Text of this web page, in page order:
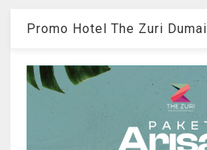
Promo Hotel The Zuri Dumai